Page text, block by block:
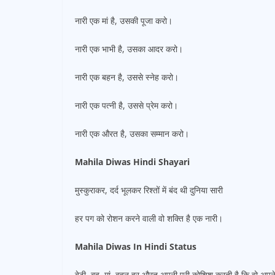
नारी एक मां है, उसकी पूजा करो।
नारी एक भाभी है, उसका आदर करो।
नारी एक बहन है, उससे स्नेह करो।
नारी एक पत्नी है, उससे प्रेम करो।
नारी एक औरत है, उसका सम्मान करो।
Mahila Diwas Hindi Shayari
मुस्कुराकर, दर्द भूलकर रिश्तों में बंद थी दुनिया सारी
हर पग को रोशन करने वाली वो शक्ति है एक नारी।
Mahila Diwas In Hindi Status